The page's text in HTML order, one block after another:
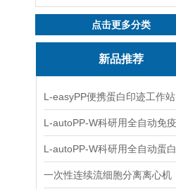
点击更多分类
新品推荐
L-easyPP便携蛋白印迹工作站
一次性连续流细胞分离离心机